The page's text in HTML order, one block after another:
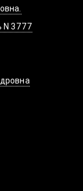
N 3777